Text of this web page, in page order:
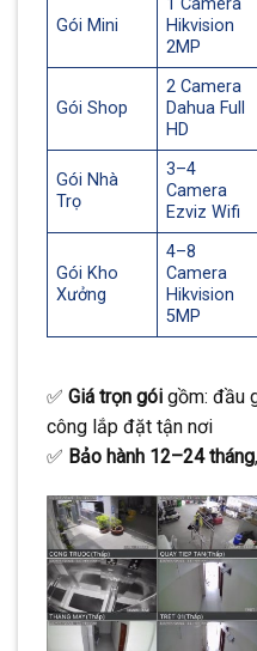
Gói Mini
Hikvision
2MP
Gói Shop
2 Camera
Dahua Full
HD
Gói Nhà
Trọ
3–4
Camera
Ezviz Wifi
Gói Kho
Xưởng
4–8
Camera
Hikvision
5MP
✅ Giá trọn gói gồm: đầu
công lắp đặt tận nơi
✅ Bảo hành 12–24 tháng